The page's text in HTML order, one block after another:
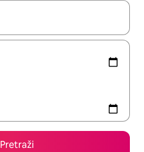
moći ćete ih pregledati
Pretraži